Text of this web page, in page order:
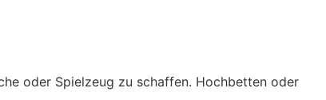
oder Spielzeug zu schaffen. Hochbetten oder